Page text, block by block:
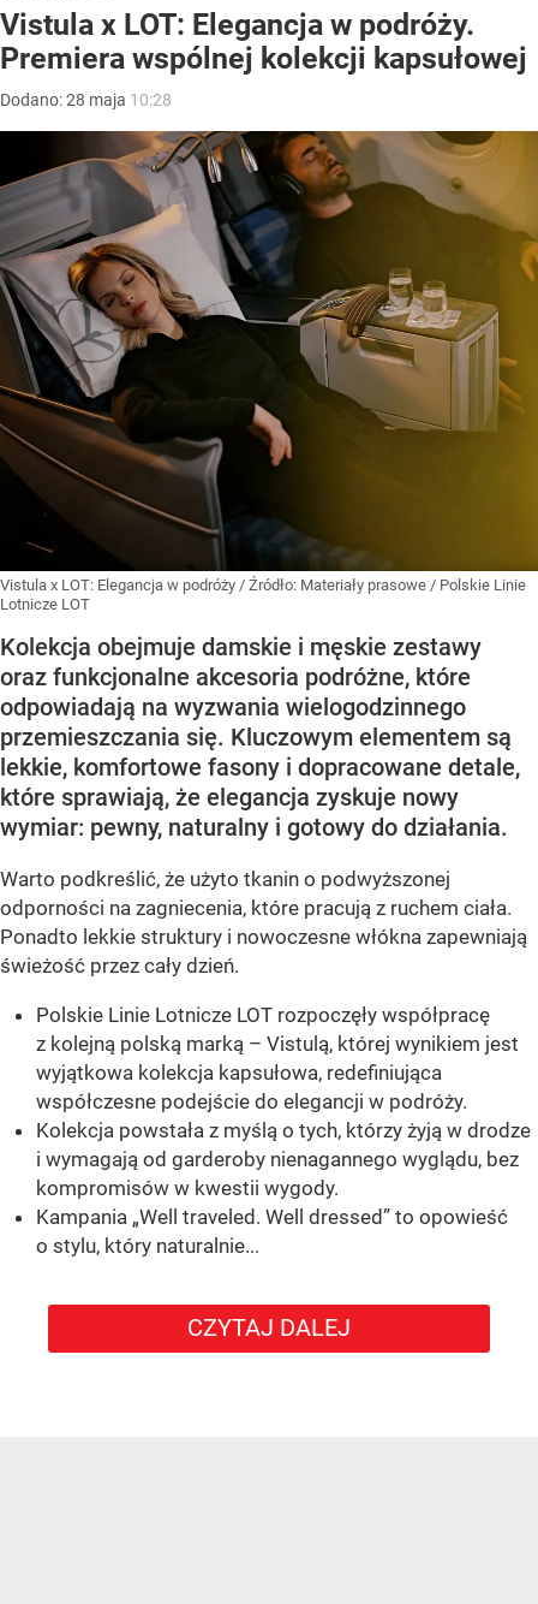
Vistula x LOT: Elegancja w podróży.
Premiera wspólnej kolekcji kapsułowej
Dodano:28 maja 10:28
Vistula x LOT: Elegancja w podróży / Źródło: Materiały prasowe / Polskie Linie
Lotnicze LOT
Kolekcja obejmuje damskie i męskie zestawy
oraz funkcjonalne akcesoria podróżne, które
odpowiadają na wyzwania wielogodzinnego
przemieszczania się. Kluczowym elementem są
lekkie, komfortowe fasony i dopracowane detale,
które sprawiają, że elegancja zyskuje nowy
wymiar: pewny, naturalny i gotowy do działania.
Warto podkreślić, że użyto tkanin o podwyższonej
odporności na zagniecenia, które pracują z ruchem ciała.
Ponadto lekkie struktury i nowoczesne włókna zapewniają
świeżość przez cały dzień.
Polskie Linie Lotnicze LOT rozpoczęły współpracę
z kolejną polską marką – Vistulą, której wynikiem jest
wyjątkowa kolekcja kapsułowa, redefiniująca
współczesne podejście do elegancji w podróży.
Kolekcja powstała z myślą o tych, którzy żyją w drodze
i wymagają od garderoby nienagannego wyglądu, bez
kompromisów w kwestii wygody.
Kampania „Well traveled. Well dressed” to opowieść
o stylu, który naturalnie...
CZYTAJ DALEJ